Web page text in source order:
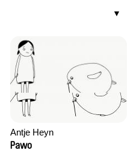
Antje Heyn
Pawo